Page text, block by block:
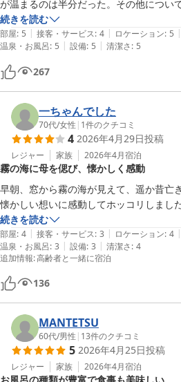
三瓶温泉 国民宿舎さんべ荘
2026-03-07
が温まるのは半分だった。その他につい
総合的にはコストパフォーマンスは良いと
続きを読む
部屋: 5 | 接客・サービス: 4 | ロケーション: 5 |
温泉・お風呂: 5 | 設備: 5 | 清潔さ: 5
267
一ちゃんでした
70代/女性 | 1件のクチコミ
4 2026年4月29日投稿
レジャー 家族 2026年4月宿泊
霧の海に母を偲び、懐かしく感動
早朝、窓から霧の海が見えて、遥か昔亡
続きを読む
部屋: 4 | 接客・サービス: 3 | ロケーション: 4 |
温泉・お風呂: 3 | 設備: 3 | 清潔さ: 4
追加情報:高齢者と一緒に宿泊
136
MANTETSU
60代/男性 | 13件のクチコミ
5 2026年4月25日投稿
レジャー 家族 2026年4月宿泊